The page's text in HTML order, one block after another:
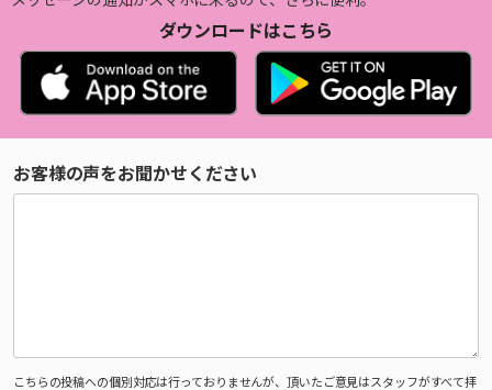
ダウンロードはこちら
お客様の声をお聞かせください
こちらの投稿への個別対応は行っておりませんが、頂いたご意見はスタッフがすべて拝